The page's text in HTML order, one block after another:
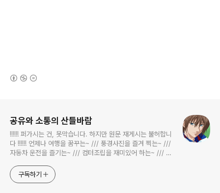
공유와 소통의 산들바람
!!!!!! 퍼가시는 건, 못막습니다. 하지만 원문 재게시는 불허합니
다 !!!!!! 언제나 여행을 꿈꾸는~ /// 풍경사진을 즐겨 찍는~ ///
자동차 운전을 즐기는~ /// 컴터조립을 재미있어 하는~ /// 고
식하는 미드가 있는~ /// 사회적 이슈에 발언하는~ 不老巨
구독하기